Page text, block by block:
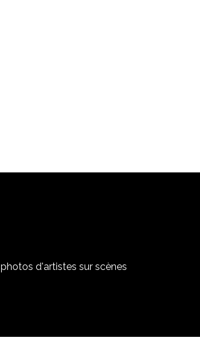
d'artistes sur scènes